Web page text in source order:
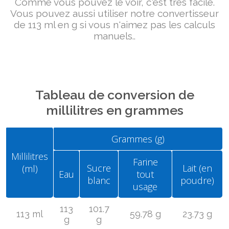
Vous pouvez aussi utiliser notre convertisseur
de 113 ml en g si vous n'aimez pas les calculs
manuels..
Tableau de conversion de
millilitres en grammes
Millilitres
(ml)
Grammes (g)
Eau
Sucre
blanc
Farine
tout
usage
Lait (en
poudre)
113 ml
113
g
101.7
g
59.78 g 23.73 g